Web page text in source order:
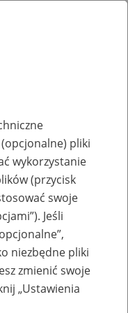
pliki
wykorzystanie
(przycisk
swoje
Jeśli
niezbędne pliki
zmienić swoje
„Ustawienia